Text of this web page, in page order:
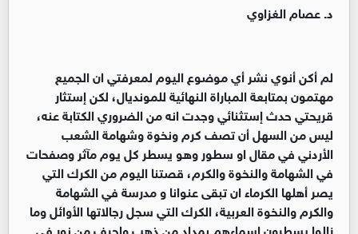
د. عصام الغزاوي
لم أكن أنوي نشر أي موضوع اليوم لمعرفتي ان الجميع
مهتمون بمتابعة المباراة النهائية للمونديال، لكن إستثار
قريحتي حدث إستثنائي وجدت انه من الضروري الكتابة عنه،
ليس من السهل أن تصف كرم ونخوة وشهامة الشعب
الأردني في مقال او سطور وهو يسطر كل يوم مآثر وصفحات
في الشهامة والنخوة والكرم، قصتنا اليوم من الكرك التي
يصر أهلها الكرماء ان تبقى عنوانا و مدرسة في الشهامة
والكرم والنخوة العربية، الكرك التي سجل رجالاتها الأوائل وما
زالوا يسطرون اسماءهم بمداد من ذهب واحرف من نور في